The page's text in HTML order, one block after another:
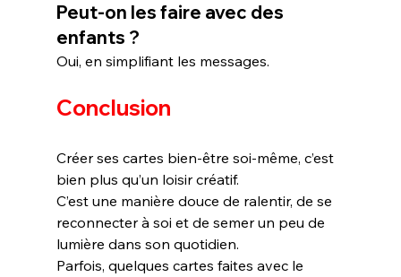
Peut-on les faire avec des
enfants ?
Oui, en simplifiant les messages.
Conclusion
Créer ses cartes bien-être soi-même, c’est
bien plus qu’un loisir créatif.
C’est une manière douce de ralentir, de se
reconnecter à soi et de semer un peu de
lumière dans son quotidien.
Parfois, quelques cartes faites avec le